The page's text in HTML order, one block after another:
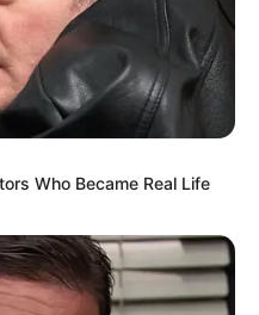
murió cuando ella se
presentar los
Who Became Real Life